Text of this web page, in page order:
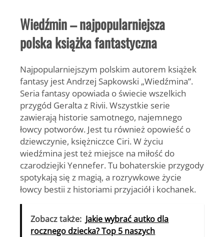
Wiedźmin – najpopularniejsza
polska książka fantastyczna
Najpopularniejszym polskim autorem książek
fantasy jest Andrzej Sapkowski „Wiedźmina”.
Seria fantasy opowiada o świecie wszelkich
przygód Geralta z Rivii. Wszystkie serie
zawierają historie samotnego, najemnego
łowcy potworów. Jest tu również opowieść o
dziewczynie, księżniczce Ciri. W życiu
wiedźmina jest też miejsce na miłość do
czarodziejki Yennefer. Tu bohaterskie przygody
spotykają się z magią, a rozrywkowe życie
łowcy bestii z historiami przyjaciół i kochanek.
Zobacz także: Jakie wybrać autko dla
rocznego dziecka? Top 5 naszych